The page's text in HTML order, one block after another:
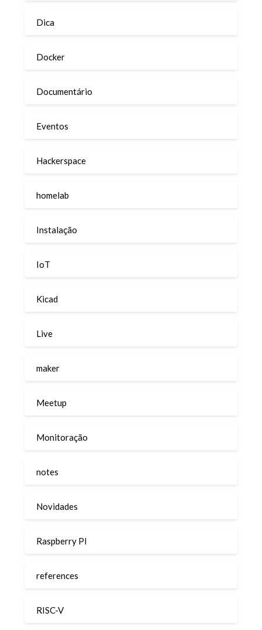
Dica
Docker
Documentário
Eventos
Hackerspace
homelab
Instalação
IoT
Kicad
Live
maker
Meetup
Monitoração
notes
Novidades
Raspberry PI
references
RISC-V